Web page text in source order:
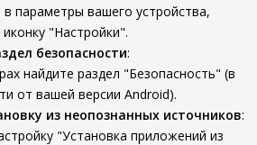
в параметры вашего устройства,
иконку "Настройки".
безопасности:
найдите раздел "Безопасность" (в
от вашей версии Android).
из неопознанных источников:
"Установка приложений из